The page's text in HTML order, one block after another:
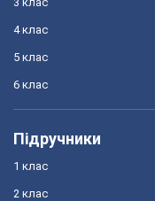
4 клас
5 клас
6 клас
Підручники
1 клас
2 клас